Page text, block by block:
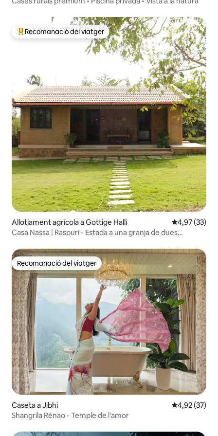
Principals recomanacions dels viatgers
Recomanació del viatger
Allotjament agrícola a Gottige Halli 4,97 de
4,97 (33)
Casa Nassa | Raspuri - Estada a una granja de dues
Recomanació del viatger
Recomanació del viatger
Caseta a Jibhi 4,92 de
4,92 (37)
Shangrila Rénao - Temple de l'amor